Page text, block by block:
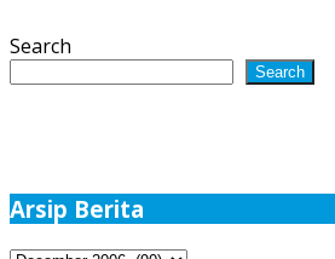
Search
Search
Arsip Berita